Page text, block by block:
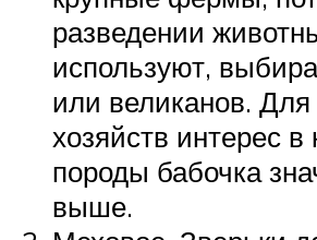
разведении
используют,
или великанов.
хозяйств интерес в
породы бабочка
выше.